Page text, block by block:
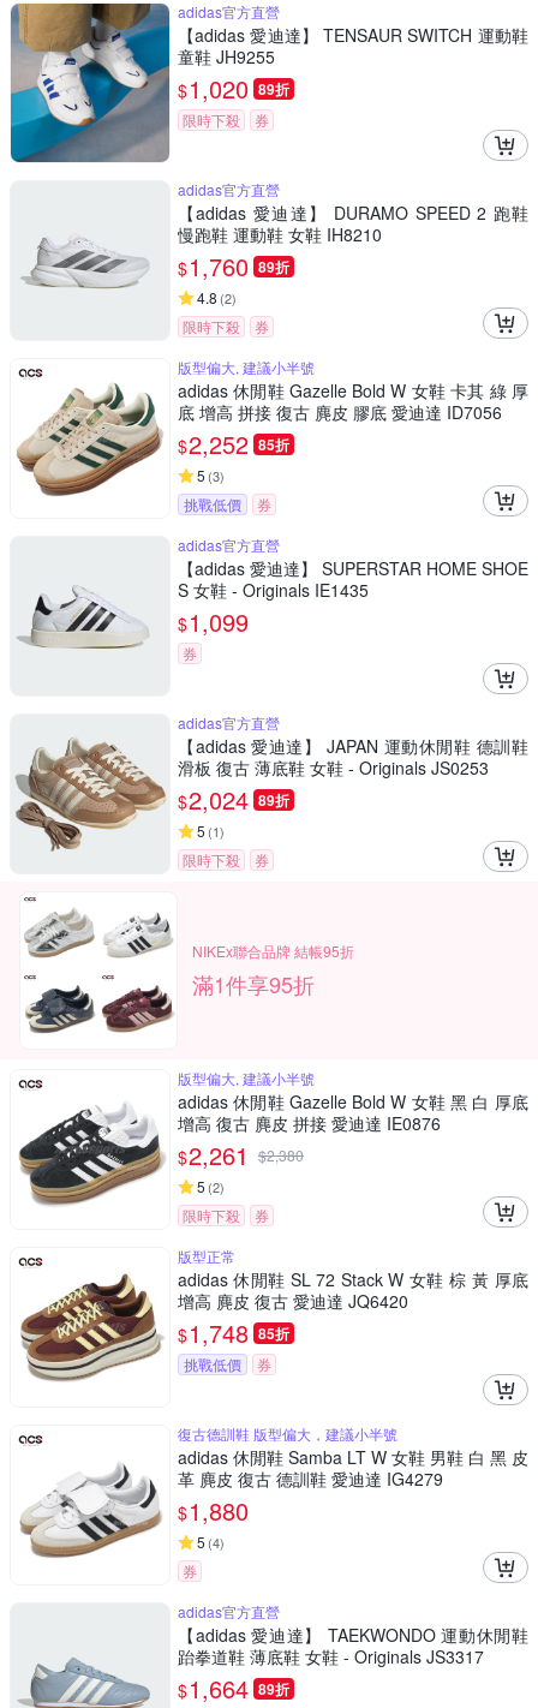
adidas官方直營
【adidas 愛迪達】 TENSAUR SWITCH 運動鞋
童鞋 JH9255
$1,020 89折
限時下殺 券
adidas官方直營
【adidas 愛迪達】 DURAMO SPEED 2 跑鞋
慢跑鞋 運動鞋 女鞋 IH8210
$1,760 89折
4.8 (2)
限時下殺
券
版型偏大, 建議小半號
adidas 休閒鞋 Gazelle Bold W 女鞋 卡其 綠 厚
底 增高 拼接 復古 麂皮 膠底 愛迪達 ID7056
$2,252 85折
5 (3)
挑戰低價
券
adidas官方直營
【adidas 愛迪達】 SUPERSTAR HOME SHOE
S 女鞋 - Originals IE1435
$1,099
券
adidas官方直營
【adidas 愛迪達】 JAPAN 運動休閒鞋 德訓鞋
滑板 復古 薄底鞋 女鞋 - Originals JS0253
$2,024 89折
5 (1)
限時下殺 券
NIKEx聯合品牌 結帳95折
滿1件享95折
版型偏大, 建議小半號
adidas 休閒鞋 Gazelle Bold W 女鞋 黑 白 厚底
增高 復古 麂皮 拼接 愛迪達 IE0876
$2,261 $2,380
5 (2)
限時下殺
券
版型正常
adidas 休閒鞋 SL 72 Stack W 女鞋 棕 黃 厚底
增高 麂皮 復古 愛迪達 JQ6420
$1,748 85折
挑戰低價 券
復古德訓鞋 版型偏大，建議小半號
adidas 休閒鞋 Samba LT W 女鞋 男鞋 白 黑 皮
革 麂皮 復古 德訓鞋 愛迪達 IG4279
$1,880
5 (4)
券
adidas官方直營
【adidas 愛迪達】 TAEKWONDO 運動休閒鞋
跆拳道鞋 薄底鞋 女鞋 - Originals JS3317
$1,664 89折